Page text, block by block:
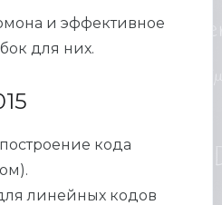
и эффективное
для них.
кода
линейных кодов